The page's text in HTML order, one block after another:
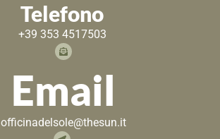
Telefono
+39 353 4517503
Email
officinadelsole@thesun.it